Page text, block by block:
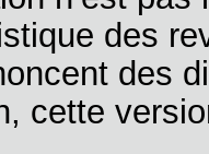
des
des
cette